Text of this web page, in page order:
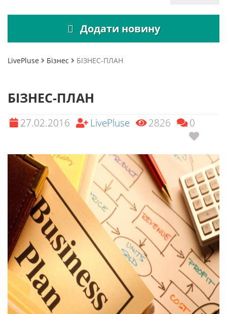
Додати новину
LivePluse Бізнес БІЗНЕС-ПЛАН
БІЗНЕС-ПЛАН
27.02.2016 LivePluse 2826 0